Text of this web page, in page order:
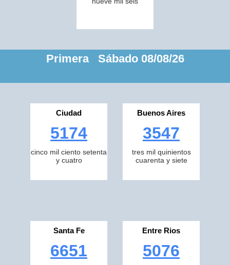
Primera Sábado 08/08/26
Ciudad
5174
cinco mil ciento setenta
y cuatro
Buenos Aires
3547
tres mil quinientos
cuarenta y siete
Santa Fe
6651
Entre Rios
5076